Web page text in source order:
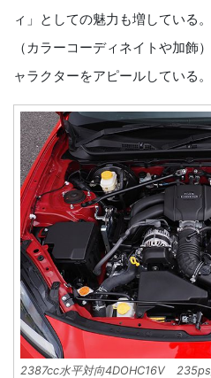
ィ」としての魅力も増している
（カラーコーディネイトや加飾
ャラクターをアピールしている。
2387cc水平対向4DOHC16V